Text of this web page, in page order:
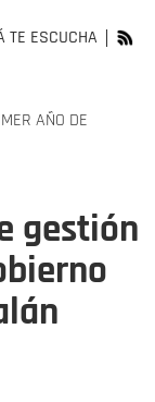
TE ESCUCHA
AÑO DE
gestión